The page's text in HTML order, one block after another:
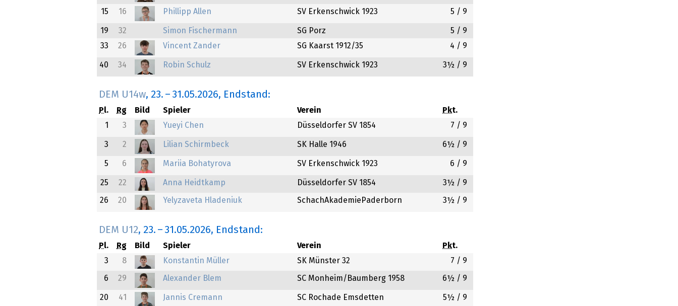
15 16 Phillipp Allen SV Erkenschwick 1923 5 / 9
19 32 Simon Fischermann SG Porz 5 / 9
33
26 Vincent Zander SG Kaarst 1912/35 4 / 9
40 34 Robin Schulz SV Erkenschwick 1923 3½ / 9
DEM U14w, 23. – 31.05.2026, Endstand:
Pl. Rg Bild Spieler Verein
Pkt.
1
3 Yueyi Chen Düsseldorfer SV 1854 7 / 9
3 2 Lilian Schirmbeck SK Halle 1946 6½ / 9
5 6 Mariia Bohatyrova SV Erkenschwick 1923 6 / 9
25 22 Anna Heidtkamp Düsseldorfer SV 1854 3½ / 9
26 20 Yelyzaveta Hladeniuk SchachAkademiePaderborn 3½ / 9
DEM U12, 23. – 31.05.2026, Endstand:
Pl. Rg Bild Spieler Verein
Pkt.
3
8 Konstantin Müller SK Münster 32 7 / 9
6 29 Alexander Blem SC Monheim/Baumberg 1958 6½ / 9
20 41 Jannis Cremann SC Rochade Emsdetten 5½ / 9